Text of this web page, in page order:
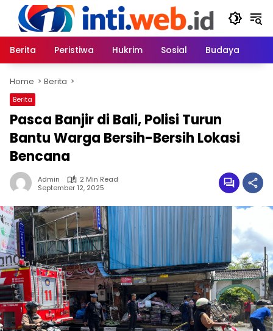
content
Berita
Peristiwa Hukrim Sosial Budaya
Home Berita
Berita
Pasca Banjir di Bali, Polisi Turun
Bantu Warga Bersih-Bersih Lokasi
Bencana
Admin
2 Min Read
September 12, 2025